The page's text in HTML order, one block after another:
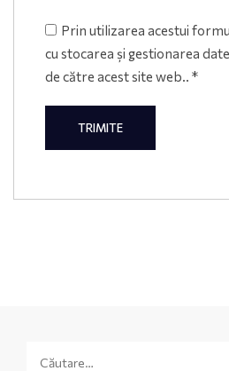
Prin utilizarea acestui
cu stocarea și gestionarea
de către acest site web.. *